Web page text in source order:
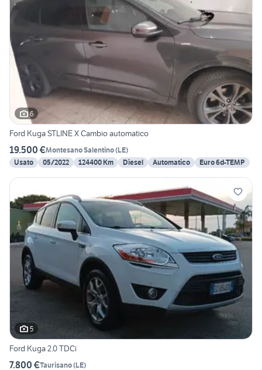
6
Ford Kuga STLINE X Cambio automatico
19.500 €Montesano Salentino(LE)
Usato
05/2022 124400 Km Diesel Automatico Euro 6d-TEMP
5
Ford Kuga 2.0 TDCi
7.800 €Taurisano(LE)